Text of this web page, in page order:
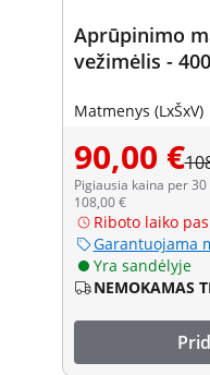
Aprūpinimo
vežimėlis -
Matmenys (LxŠxV)
90,00 €
Pigiausia kaina per
108,00 €
Riboto laiko
Garantuojama
Yra sandėlyje
NEMOKAMAS